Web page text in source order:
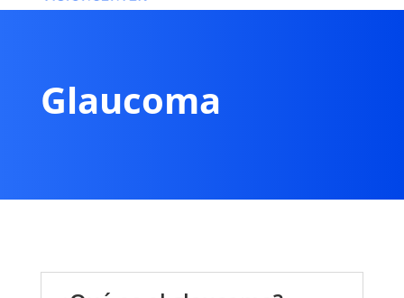
Glaucoma